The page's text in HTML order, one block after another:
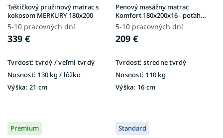
Taštičkový pružinový matrac s
kokosom MERKURY 180x200
5-10 pracovných dní
339 €
Tvrdosť: tvrdý / veľmi tvrdý
Nosnosť: 130 kg / lôžko
Výška: 21 cm
Penový masážny matrac
Komfort 180x200x16 - poťah
Matrix
5-10 pracovných dní
209 €
Tvrdosť: stredne tvrdý
Nosnosť: 110 kg
Výška: 16 cm
Premium Standard